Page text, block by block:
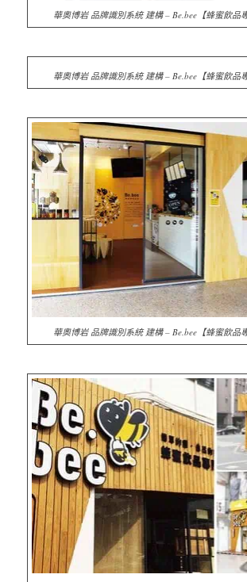
華奧博岩 品牌識別系統 建構 – Be.bee【蜂蜜飲品
華奧博岩 品牌識別系統 建構 – Be.bee【蜂蜜飲品
華奧博岩 品牌識別系統 建構 – Be.bee【蜂蜜飲品